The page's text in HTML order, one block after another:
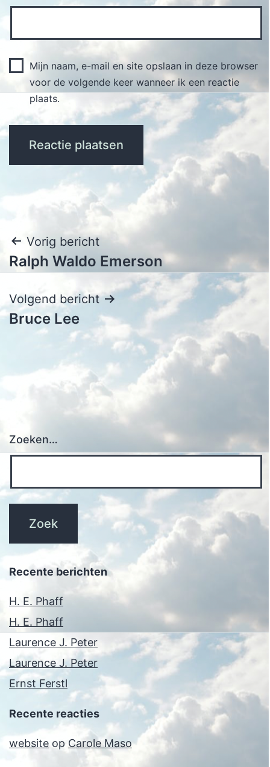
Mijn naam, e-mail en site opslaan in deze browser
voor de volgende keer wanneer ik een reactie
plaats.
Bericht
navigatie
Vorig bericht
Ralph Waldo Emerson
Volgend bericht
Bruce Lee
Zoeken…
Recente berichten
H. E. Phaff
H. E. Phaff
Laurence J. Peter
Laurence J. Peter
Ernst Ferstl
Recente reacties
website op Carole Maso